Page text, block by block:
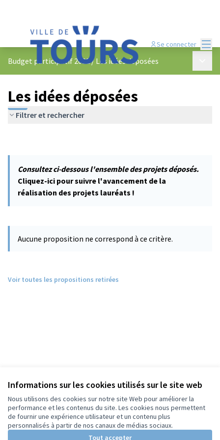
Informations sur les cookies utilisés sur le site web
Nous utilisons des cookies sur notre site Web pour améliorer la
performance et les contenus du site. Les cookies nous permettent
de fournir une expérience utilisateur et un contenu plus
personnalisés à partir de nos canaux de médias sociaux.
Tout accepter
Se connecter
Budget participatif 2022/ Les idées déposées
Les idées déposées
Filtrer et rechercher
Consultez ci-dessous l'ensemble des projets déposés.
Cliquez-ici pour suivre l'avancement de la
réalisation des projets lauréats !
Aucune proposition ne correspond à ce critère.
Voir toutes les propositions retirées